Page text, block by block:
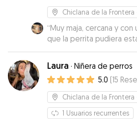
Chiclana de la Frontera
“Muy maja, cercana y con
que la perrita pudiera estar
comunicación en todo
fotos y vídeos para
todo genial.”
Laura · Niñera de perros
5.0 (15
Chiclana de la Frontera
1 Usuarios recurrentes